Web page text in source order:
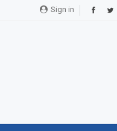
Sign in